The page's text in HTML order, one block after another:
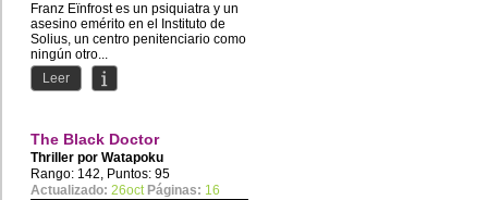
Franz Eïnfrost es un psiquiatra y un
asesino emérito en el Instituto de
Solius, un centro penitenciario como
ningún otro...
Leer
The Black Doctor
Thriller por Watapoku
Rango: 142, Puntos: 95
Actualizado: 26oct Páginas: 16